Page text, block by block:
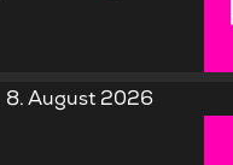
8. August 2026